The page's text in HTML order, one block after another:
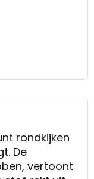
rondkijken
De
vertoont